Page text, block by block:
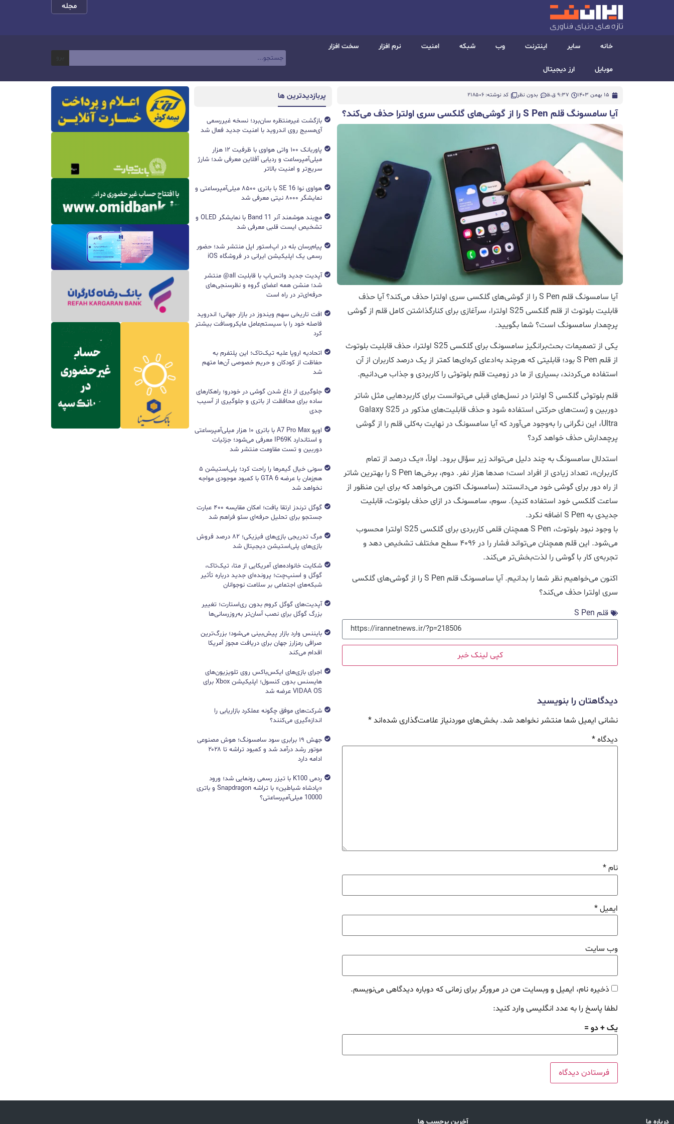
مجله
خانه سایر اینترنت وب شبکه امنیت نرم افزار سخت افزار
موبایل ارز دیجیتال
15 بهمن 1403 9:37 ق.ظ بدون نظر کد نوشته: 218506
آیا سامسونگ قلم S Pen را از گوشی‌های گلکسی سری اولترا حذف می‌کند؟
آیا سامسونگ قلم S Pen را از گوشی‌های گلکسی سری اولترا حذف می‌کند؟ آیا حذف
قابلیت بلوتوث از قلم گلکسی S25 اولترا، سرآغازی برای کنارگذاشتن کامل قلم از گوشی
پرچمدار سامسونگ است؟ شما بگویید.
یکی از تصمیمات بحث‌برانگیز سامسونگ برای گلکسی S25 اولترا، حذف قابلیت بلوتوث
از قلم S Pen بود؛ قابلیتی که هرچند به‌ادعای کره‌ای‌ها کمتر از یک درصد کاربران از آن
استفاده می‌کردند، بسیاری از ما در زومیت قلم بلوتوثی را کاربردی و جذاب می‌دانیم.
قلم بلوتوثی گلکسی S اولترا در نسل‌های قبلی می‌توانست برای کاربردهایی مثل شاتر
دوربین و ژست‌های حرکتی استفاده شود و حذف قابلیت‌های مذکور در Galaxy S25
Ultra، این نگرانی را به‌وجود می‌آورد که آیا سامسونگ در نهایت به‌کلی قلم را از گوشی
پرچمدارش حذف خواهد کرد؟
استدلال سامسونگ به چند دلیل می‌تواند زیر سؤال برود. اولاً، «یک درصد از تمام
کاربران»، تعداد زیادی از افراد است؛ صدها هزار نفر. دوم، برخی‌ها S Pen را بهترین شاتر
از راه دور برای گوشی خود می‌دانستند (سامسونگ اکنون می‌خواهد که برای این منظور از
ساعت گلکسی خود استفاده کنید). سوم، سامسونگ در ازای حذف بلوتوث، قابلیت
جدیدی به S Pen اضافه نکرد.
با وجود نبود بلوتوث، S Pen همچنان قلمی کاربردی برای گلکسی S25 اولترا محسوب
می‌شود. این قلم همچنان می‌تواند فشار را در ۴۰۹۶ سطح مختلف تشخیص دهد و
تجربه‌ی کار با گوشی را لذت‌بخش‌تر می‌کند.
اکنون می‌خواهیم نظر شما را بدانیم. آیا سامسونگ قلم S Pen را از گوشی‌های گلکسی
سری اولترا حذف می‌کند؟
قلم S Pen
کپی لینک خبر
دیدگاهتان را بنویسید
نشانی ایمیل شما منتشر نخواهد شد. بخش‌های موردنیاز علامت‌گذاری شده‌اند*
دیدگاه*
نام*
ایمیل*
وب‌ سایت
ذخیره نام، ایمیل و وبسایت من در مرورگر برای زمانی که دوباره دیدگاهی می‌نویسم.
لطفا پاسخ را به عدد انگلیسی وارد کنید:
یک + دو =
پربازدیدترین ها
بازگشت غیرمنتظره سان‌برد؛ نسخه غیررسمی
آی‌مسیج روی اندروید با امنیت جدید فعال شد
پاوربانک ۱۰۰ واتی هواوی با ظرفیت ۱۲ هزار
میلی‌آمپرساعت و ردیابی آفلاین معرفی شد؛ شارژ
سریع‌تر و امنیت بالاتر
هواوی نوا 16 SE با باتری ۸۵۰۰ میلی‌آمپرساعتی و
نمایشگر ۸۰۰۰ نیتی معرفی شد
مچ‌بند هوشمند آنر Band 11 با نمایشگر OLED و
تشخیص ایست قلبی معرفی شد
پیام‌رسان بله در اپ‌استور اپل منتشر شد؛ حضور
رسمی یک اپلیکیشن ایرانی در فروشگاه iOS
آپدیت جدید واتس‌اپ با قابلیت all@ منتشر
شد؛ منشن همه اعضای گروه و نظرسنجی‌های
حرفه‌ای‌تر در راه است
افت تاریخی سهم ویندوز در بازار جهانی؛ اندروید
فاصله خود را با سیستم‌عامل مایکروسافت بیشتر
کرد
اتحادیه اروپا علیه تیک‌تاک؛ این پلتفرم به
حفاظت از کودکان و حریم خصوصی آن‌ها متهم
شد
جلوگیری از داغ شدن گوشی در خودرو؛ راهکارهای
ساده برای محافظت از باتری و جلوگیری از آسیب
جدی
اوپو A7 Pro Max با باتری ۱۰ هزار میلی‌آمپرساعتی
و استاندارد IP69K معرفی می‌شود؛ جزئیات
دوربین و تست مقاومت منتشر شد
سونی خیال گیمرها را راحت کرد؛ پلی‌استیشن ۵
هم‌زمان با عرضه GTA 6 با کمبود موجودی مواجه
نخواهد شد
گوگل ترندز ارتقا یافت؛ امکان مقایسه ۴۰۰ عبارت
جستجو برای تحلیل حرفه‌ای سئو فراهم شد
مرگ تدریجی بازی‌های فیزیکی؛ ۸۲ درصد فروش
بازی‌های پلی‌استیشن دیجیتال شد
شکایت خانواده‌های آمریکایی از متا، تیک‌تاک،
گوگل و اسنپ‌چت؛ پرونده‌ای جدید درباره تأثیر
شبکه‌های اجتماعی بر سلامت نوجوانان
آپدیت‌های گوگل کروم بدون ری‌استارت؛ تغییر
بزرگ گوگل برای نصب آسان‌تر به‌روزرسانی‌ها
بایننس وارد بازار پیش‌بینی می‌شود؛ بزرگ‌ترین
صرافی رمزارز جهان برای دریافت مجوز آمریکا
اقدام می‌کند
اجرای بازی‌های ایکس‌باکس روی تلویزیون‌های
هایسنس بدون کنسول؛ اپلیکیشن Xbox برای
VIDAA OS عرضه شد
شرکت‌های موفق چگونه عملکرد بازاریابی را
اندازه‌گیری می‌کنند؟
جهش ۱۹ برابری سود سامسونگ؛ هوش مصنوعی
موتور رشد درآمد شد و کمبود تراشه تا ۲۰۲۸
ادامه دارد
ردمی K100 با تیزر رسمی رونمایی شد؛ ورود
«پادشاه شیاطین» با تراشه Snapdragon و باتری
10000 میلی‌آمپرساعتی؟
درباره ما آخرین پرچسب ها